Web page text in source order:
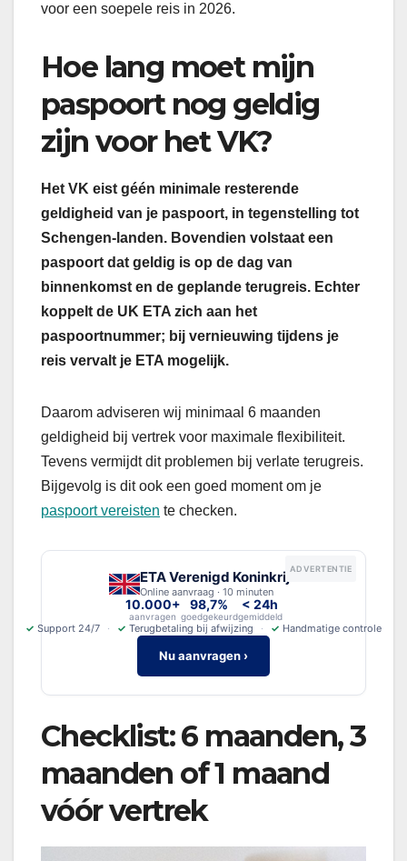
voor een soepele reis in 2026.
Hoe lang moet mijn
paspoort nog geldig
zijn voor het VK?
Het VK eist géén minimale resterende
geldigheid van je paspoort, in tegenstelling tot
Schengen-landen. Bovendien volstaat een
paspoort dat geldig is op de dag van
binnenkomst en de geplande terugreis. Echter
koppelt de UK ETA zich aan het
paspoortnummer; bij vernieuwing tijdens je
reis vervalt je ETA mogelijk.
Daarom adviseren wij minimaal 6 maanden
geldigheid bij vertrek voor maximale flexibiliteit.
Tevens vermijdt dit problemen bij verlate terugreis.
Bijgevolg is dit ook een goed moment om je
paspoort vereisten te checken.
ADVERTENTIE
ETA Verenigd Koninkrijk
Online aanvraag · 10 minuten
10.000+
aanvragen
98,7%
goedgekeurd
< 24h
gemiddeld
✓ Support 24/7 ✓ Terugbetaling bij afwijzing ✓ Handmatige controle
Nu aanvragen ›
Checklist: 6 maanden, 3
maanden of 1 maand
vóór vertrek